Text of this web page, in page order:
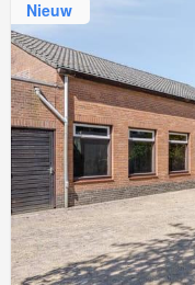
Nieuw